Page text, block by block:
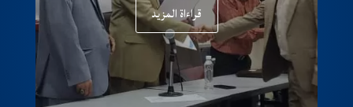
قراءاة المزيد